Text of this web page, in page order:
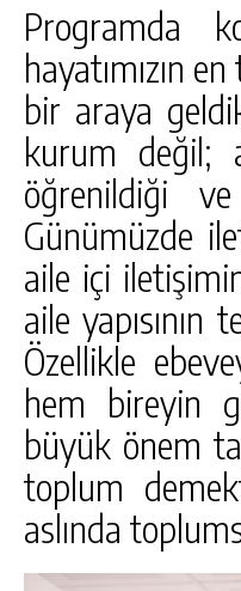
Programda
hayatımızın
bir araya
kurum değil;
öğrenildiği
Günümüzde
aile içi
aile yapısının
Özellikle
hem bireyin
büyük önem
toplum
aslında